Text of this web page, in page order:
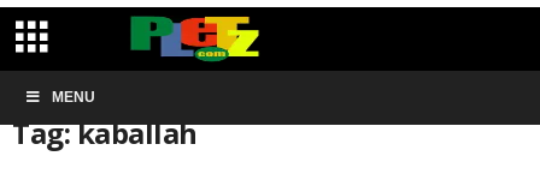
MENU
Início Tags
Tag: kaballah